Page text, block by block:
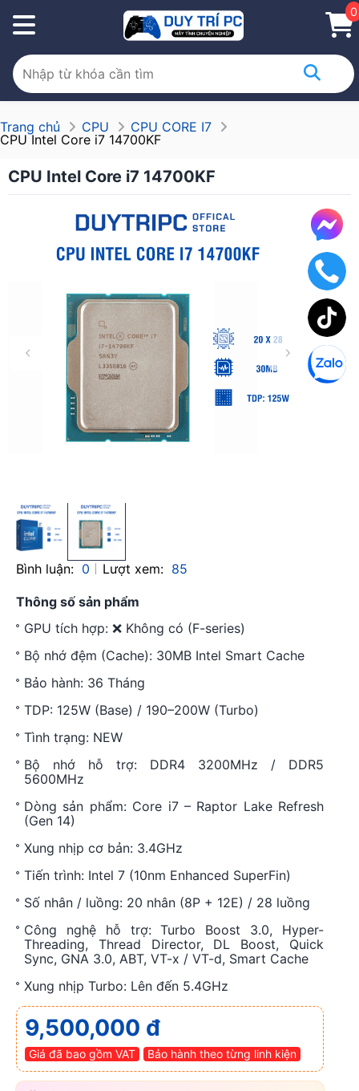
0
Trang chủ CPU
CPU CORE I7
CPU Intel Core i7 14700KF
CPU Intel Core i7 14700KF
Bình luận: 0 Lượt xem: 85
Thông số sản phẩm
GPU tích hợp: ❌ Không có (F-series)
Bộ nhớ đệm (Cache): 30MB Intel Smart Cache
Bảo hành: 36 Tháng
TDP: 125W (Base) / 190–200W (Turbo)
Tình trạng: NEW
Bộ nhớ hỗ trợ: DDR4 3200MHz / DDR5
5600MHz
Dòng sản phẩm: Core i7 – Raptor Lake Refresh
(Gen 14)
Xung nhịp cơ bản: 3.4GHz
Tiến trình: Intel 7 (10nm Enhanced SuperFin)
Số nhân / luồng: 20 nhân (8P + 12E) / 28 luồng
Công nghệ hỗ trợ: Turbo Boost 3.0, Hyper-
Threading, Thread Director, DL Boost, Quick
Sync, GNA 3.0, ABT, VT-x / VT-d, Smart Cache
Xung nhịp Turbo: Lên đến 5.4GHz
9,500,000 đ
Giá đã bao gồm VAT Bảo hành theo từng linh kiện